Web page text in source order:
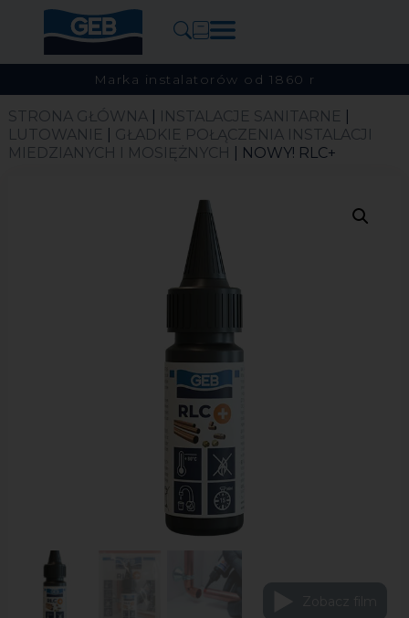
Marka instalatorów od 1860 r
STRONA GŁÓWNA| INSTALACJE SANITARNE
LUTOWANIE
GŁADKIE POŁĄCZENIA INSTALACJI
MIEDZIANYCH I MOSIĘŻNYCH
| NOWY! RLC+